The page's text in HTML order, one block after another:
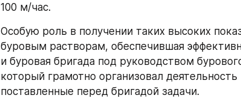
100 м/час.
Особую роль в получении таких высоких
буровым растворам, обеспечившая
и буровая бригада под руководством
который грамотно организовал
поставленные перед бригадой задачи.